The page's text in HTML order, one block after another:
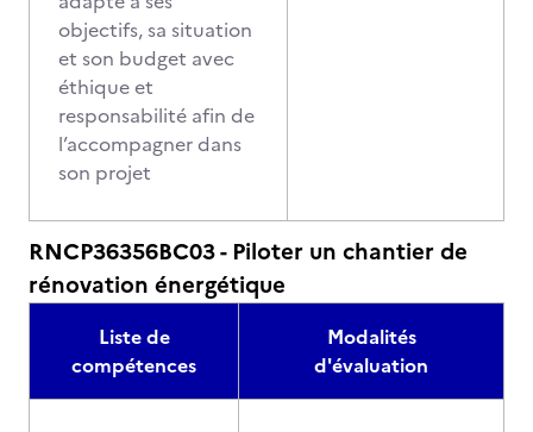
objectifs, sa situation
et son budget avec
éthique et
responsabilité afin de
l’accompagner dans
son projet
RNCP36356BC03 - Piloter un chantier de
rénovation énergétique
Liste de
compétences
Modalités
d'évaluation